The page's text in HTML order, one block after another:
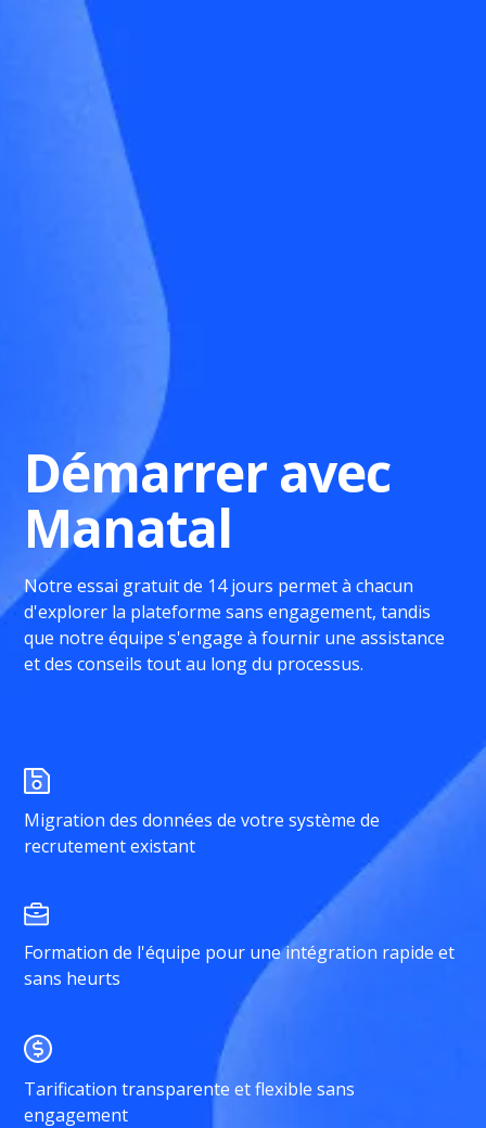
Démarrer avec
Manatal
Notre essai gratuit de 14 jours permet à chacun
d'explorer la plateforme sans engagement, tandis
que notre équipe s'engage à fournir une assistance
et des conseils tout au long du processus.
Migration des données de votre système de
recrutement existant
Formation de l'équipe pour une intégration rapide et
sans heurts
Tarification transparente et flexible sans
engagement